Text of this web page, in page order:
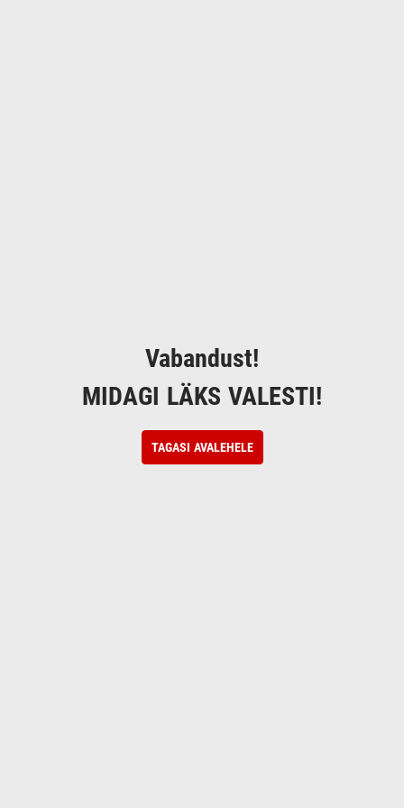
Vabandust!
MIDAGI LÄKS VALESTI!
TAGASI AVALEHELE